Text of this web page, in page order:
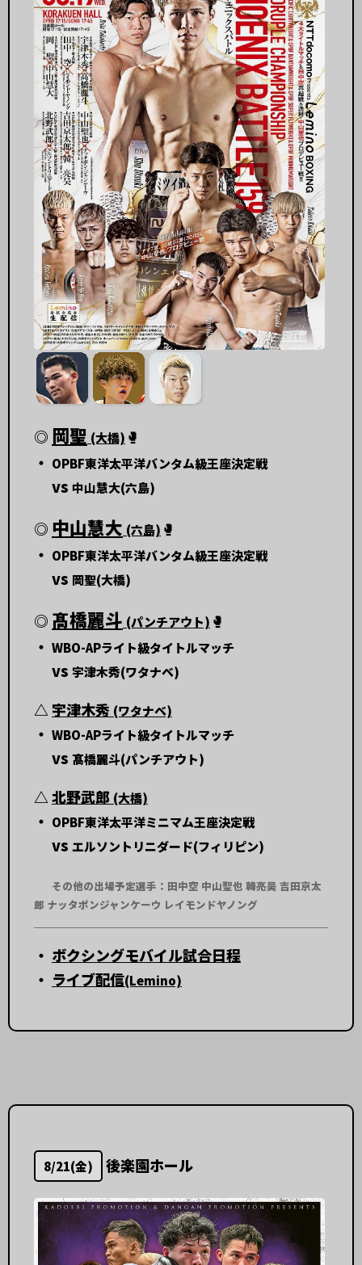
◎ 岡聖 (大橋) 🥊
・ OPBF東洋太平洋バンタム級王座決定戦
vs 中山慧大(六島)
◎ 中山慧大 (六島) 🥊
・ OPBF東洋太平洋バンタム級王座決定戦
vs 岡聖(大橋)
◎ 髙橋麗斗 (パンチアウト) 🥊
・ WBO-APライト級タイトルマッチ
vs 宇津木秀(ワタナベ)
△ 宇津木秀 (ワタナベ)
・ WBO-APライト級タイトルマッチ
vs 髙橋麗斗(パンチアウト)
△北野武郎 (大橋)
・ OPBF東洋太平洋ミニマム王座決定戦
vs エルソントリニダード(フィリピン)
その他の出場予定選手：田中空 中山聖也 韓亮昊 吉田京太
郎 ナッタポンジャンケーウ レイモンドヤノング
・ ボクシングモバイル試合日程
・ ライブ配信(Lemino)
8/21(金) 後楽園ホール